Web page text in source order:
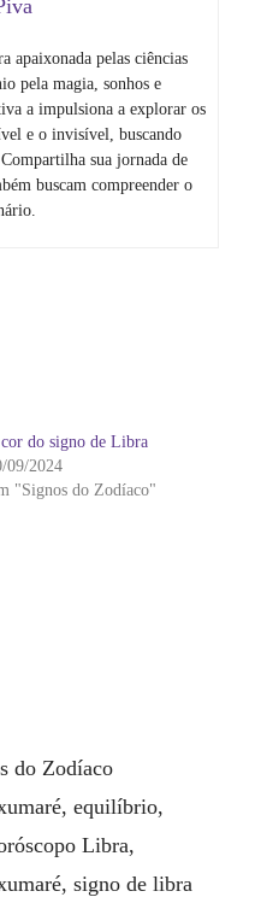
apaixonada pelas ciências
pela magia, sonhos e
a impulsiona a explorar os
e o invisível, buscando
sua jornada de
buscam compreender o
do signo de Libra
09/2024
"Signos do Zodíaco"
do Zodíaco
, equilíbrio,
Libra,
, signo de libra